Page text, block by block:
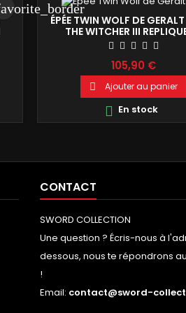
ÉPÉE TWIN WOLF DE
THE WITCHER III
COLLECTION 127CM
105,90 €
 Ajouter au panier
 En stock
CONTACT
SWORD COLLECTION
Une question ? Écris-nous à
dessous, nous te répondrons
!
Email: contact@sword-